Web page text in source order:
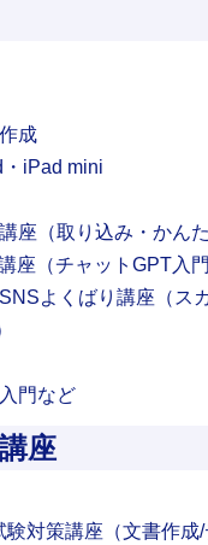
成
iPad mini
座（取り込み・かんた
座（チャットGPT入門
よくばり講座（ス
門など
座
験対策講座（文書作成/